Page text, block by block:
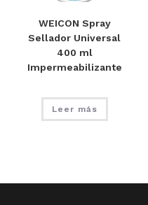
WEICON Spray
Sellador Universal
400 ml
Impermeabilizante
Leer más